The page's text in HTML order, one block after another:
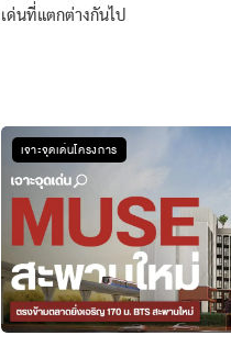
เด่นที่แตกต่างกันไป
เจาะจุดเด่นโครงการ